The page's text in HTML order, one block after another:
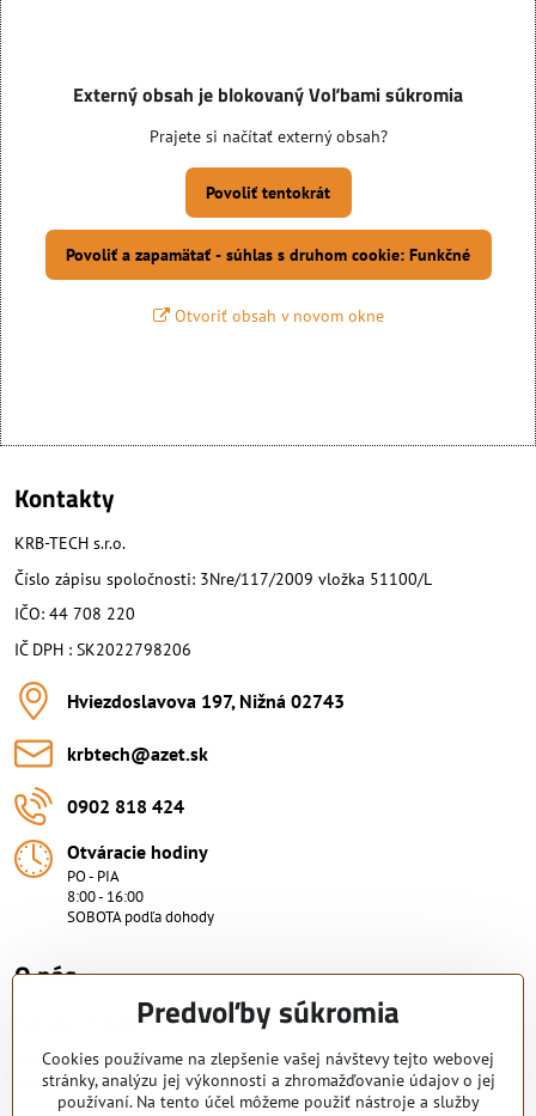
Externý obsah je blokovaný Voľbami súkromia
Prajete si načítať externý obsah?
Povoliť tentokrát
Povoliť a zapamätať - súhlas s druhom cookie: Funkčné
Otvoriť obsah v novom okne
Kontakty
KRB-TECH s.r.o.
Číslo zápisu spoločnosti: 3Nre/117/2009 vložka 51100/L
IČO: 44 708 220
IČ DPH : SK2022798206
Hviezdoslavova 197, Nižná 02743
krbtech​@azet​.sk
0902 818 424
Otváracie hodiny
PO - PIA
8:00 - 16:00
SOBOTA podľa dohody
O nás.
Viac ako 15 rokov skúsenosti.
Nakupujte od overeného predajcu s certifikovaným servisným
strediskom. KRB-TECH s.r.o.
Predvoľby súkromia
Cookies používame na zlepšenie vašej návštevy tejto webovej
stránky, analýzu jej výkonnosti a zhromažďovanie údajov o jej
používaní. Na tento účel môžeme použiť nástroje a služby